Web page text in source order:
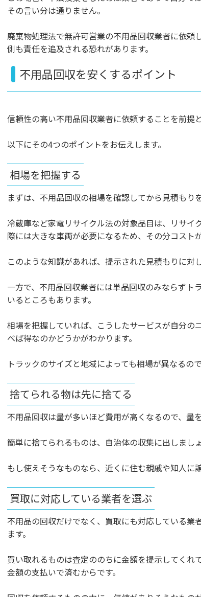
その言い分は通りません。
廃棄物処理法で無許可営業の不用品回収業者に依頼
側も責任を追及される恐れがあります。
不用品回収を安くするポイント
信頼性の高い不用品回収業者に依頼することを前提
以下にその4つのポイントをお伝えします。
相場を把握する
まずは、不用品回収の相場を確認してから見積もり
冷蔵庫など家電リサイクル法の対象品目は、リサ
際には大きな車両が必要になるため、その分コスト
このような知識があれば、提示された見積もりに対
一方で、不用品回収業者には単品回収のみならずト
いるところもあります。
相場を把握していれば、こうしたサービスが自分の
べば得なのかどうかがわかります。
トラックのサイズと地域によっても相場が異なるの
捨てられる物は先に捨てる
不用品回収は量が多いほど費用が高くなるので、量
簡単に捨てられるものは、自治体の収集に出しましょ
もし使えそうなものなら、近くに住む親戚や知人に
買取に対応している業者を選ぶ
不用品の回収だけでなく、買取にも対応している業
ます。
買い取れるものは査定ののちに金額を提示してくれ
金額の支払いで済むからです。